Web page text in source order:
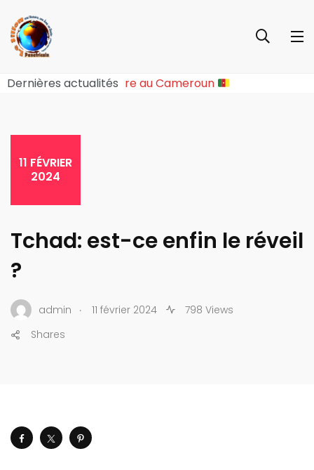
Dernières actualités
Sociopolitique Majeure au Cameroun
11 FÉVRIER
2024
Tchad: est-ce enfin le réveil
?
admin . 11 février 2024
798 Views
Shares